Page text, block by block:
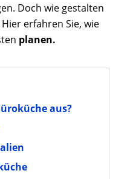
Doch wie gestalten
erfahren Sie, wie
planen.
aus?